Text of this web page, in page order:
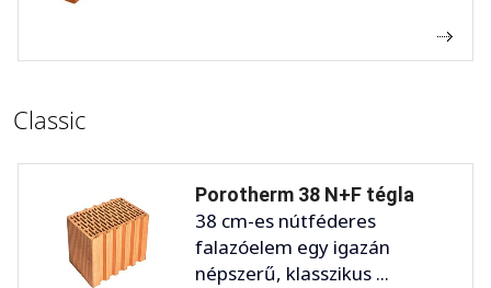
Classic
Porotherm 38 N+F tégla
38 cm-es nútféderes
falazóelem egy igazán
népszerű, klasszikus ...